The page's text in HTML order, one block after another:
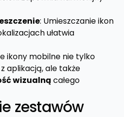
: Umieszczanie ikon
ułatwia
ikony mobilne nie tylko
aplikacją, ale także
wizualną całego
zestawów